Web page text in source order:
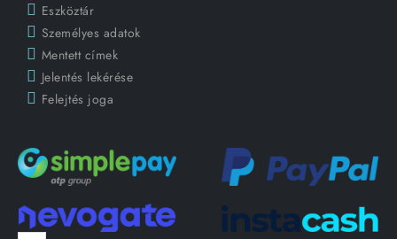
Eszköztár
Személyes adatok
Mentett címek
Jelentés lekérése
Felejtés joga